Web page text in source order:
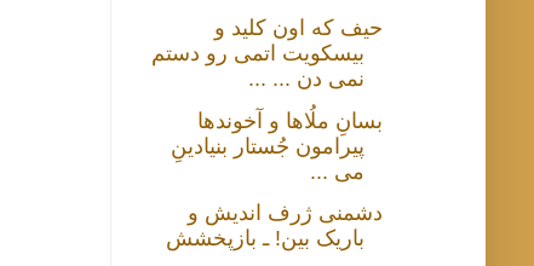
حیف که اون کلید و
بیسکویت اتمی رو دستم
نمی دن ... ...
بسانِ ملُاها و آخوندها
پیرامون جُستار بنیادینِ
می ...
دشمنی ژرف اندیش و
باریک بین! ـ بازپخشش